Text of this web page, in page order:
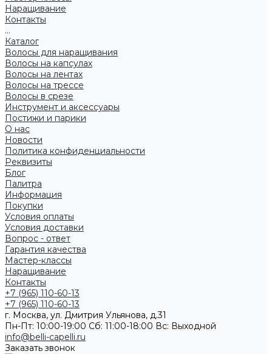
Наращивание
Контакты
...
Каталог
Волосы для наращивания
Волосы на капсулах
Волосы на лентах
Волосы на трессе
Волосы в срезе
Инструмент и аксессуары
Постижи и парики
О нас
Новости
Политика конфиденциальности
Реквизиты
Блог
Палитра
Информация
Покупки
Условия оплаты
Условия доставки
Вопрос - ответ
Гарантия качества
Мастер-классы
Наращивание
Контакты
+7 (965) 110-60-13
+7 (965) 110-60-13
г. Москва, ул. Дмитрия Ульянова, д.31
Пн-Пт: 10:00-19:00 Cб: 11:00-18:00 Вс: Выходной
info@belli-capelli.ru
Заказать звонок